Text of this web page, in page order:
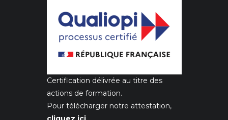
Certification délivrée au titre des
actions de formation.
Pour télécharger notre attestation,